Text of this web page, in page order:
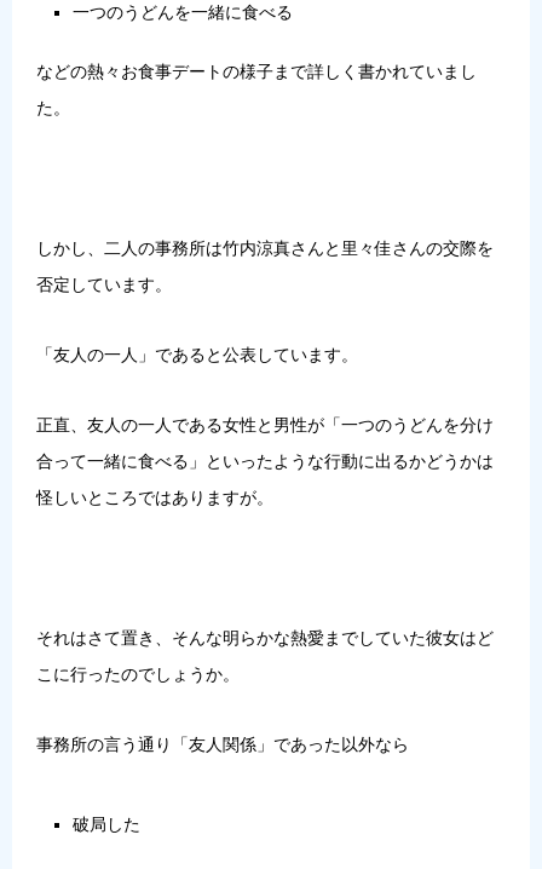
一つのうどんを一緒に食べる
などの熱々お食事デートの様子まで詳しく書かれていまし
た。
しかし、二人の事務所は竹内涼真さんと里々佳さんの交際を
否定しています。
「友人の一人 」であると公表しています。
正直、友人の一人である女性と男性が「一つのうどんを分け
合って一緒に食べる」といったような行動に出るかどうかは
怪しいところではありますが。
それはさて置き、そんな明らかな熱愛までしていた彼女はど
こに行ったのでしょうか。
事務所の言う通り「友人関係」であった以外なら
破局した